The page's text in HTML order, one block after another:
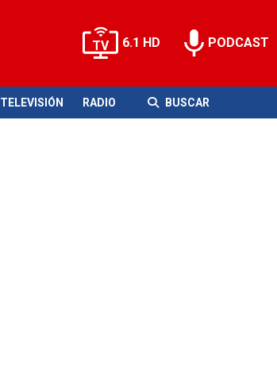
6.1 HD PODCAST
TELEVISIÓN RADIO BUSCAR